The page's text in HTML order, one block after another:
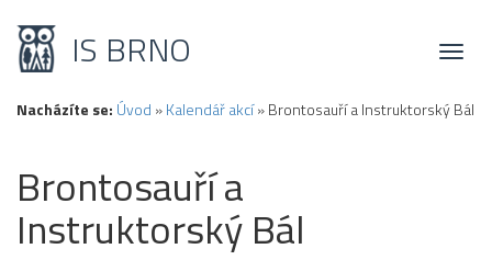
Toggle
IS BRNO
Nacházíte se: Úvod »Kalendář akcí»Brontosauří a Instruktorský Bál
Brontosauří a
Instruktorský Bál